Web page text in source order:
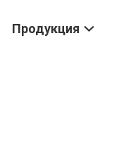
Продукция